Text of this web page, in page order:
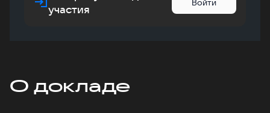
участия
Войти
О докладе